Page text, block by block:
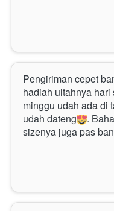
Pengiriman cepet
hadiah ultahnya
minggu udah ada di
udah dateng
.
sizenya juga pas